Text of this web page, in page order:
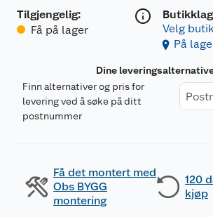
Tilgjengelig:
Få på lager
Velg
På
Dine
Finn alternativer og pris for
levering ved å søke på ditt
postnummer
Få det montert med
Obs BYGG
montering
120
kjøp